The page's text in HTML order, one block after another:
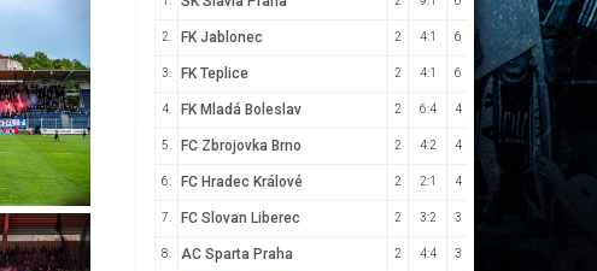
2. FK Jablonec 2 4:1 6
3. FK Teplice 2 4:1 6
4. FK Mladá Boleslav 2 6:4 4
5. FC Zbrojovka Brno 2 4:2 4
6. FC Hradec Králové 2 2:1 4
7. FC Slovan Liberec 2 3:2 3
8. AC Sparta Praha 2 4:4 3